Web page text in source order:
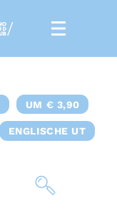
UM € 3,90
ENGLISCHE UT